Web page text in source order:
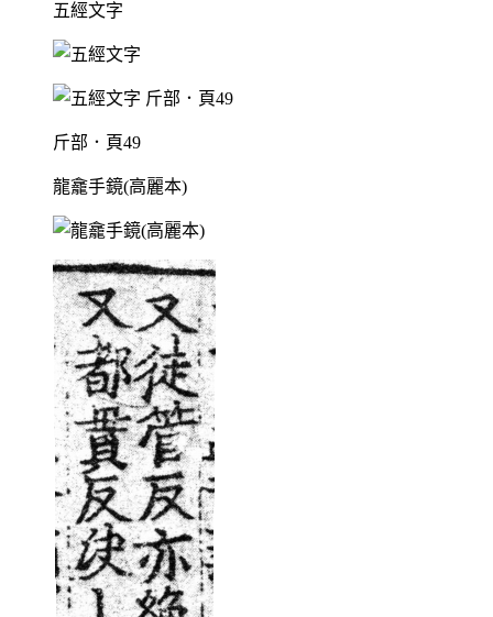
五經文字
斤部．頁49
龍龕手鏡(高麗本)